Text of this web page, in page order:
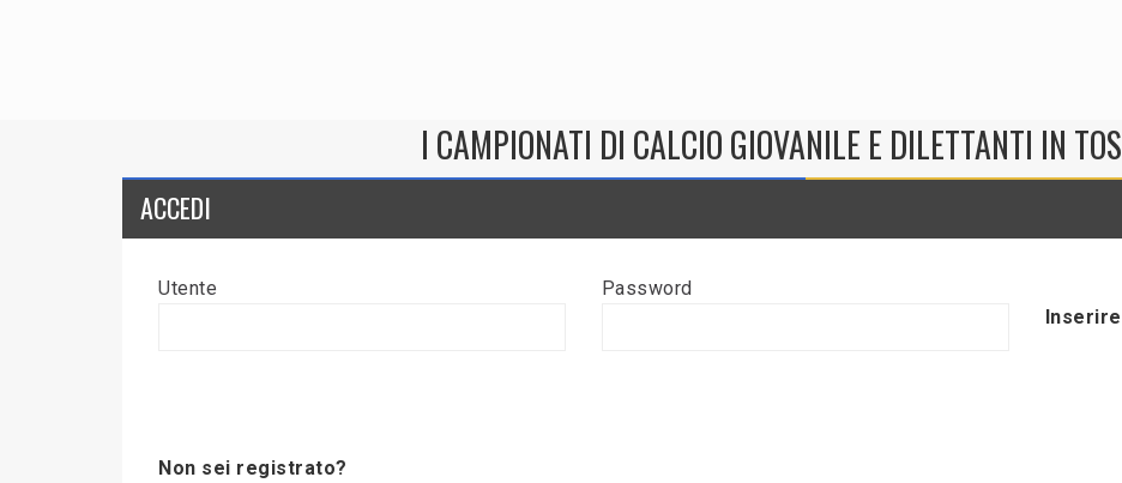
I CAMPIONATI DI CALCIO GIOVANILE E DILETTANTI IN
ACCEDI
Utente
Password
Non sei registrato?